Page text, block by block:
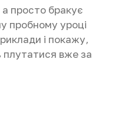
просто бракує
пробному уроці
і покажу,
плутатися вже за